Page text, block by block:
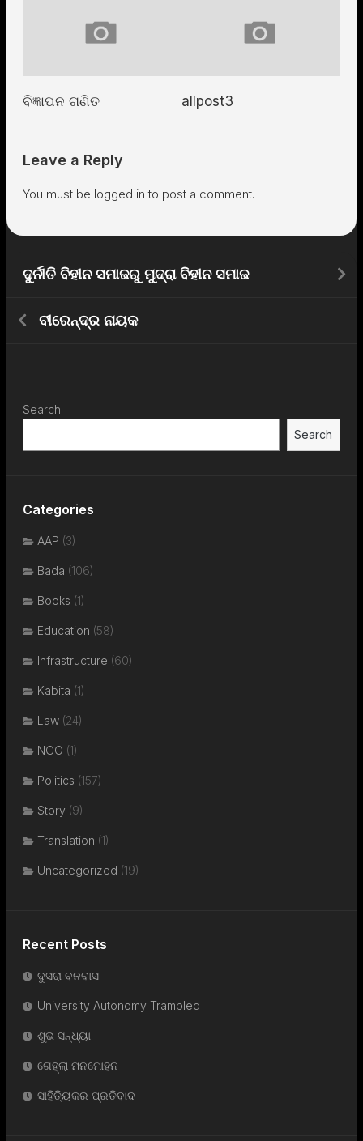
ବିଜ୍ଞାପନ ଗଣିତ allpost3
Leave a Reply
You must be logged in to post a comment.
ଦୁର୍ନୀତି ବିହୀନ ସମାଜରୁ ମୁଦ୍ରା ବିହୀନ ସମାଜ
ବୀରେନ୍ଦ୍ର ନାୟକ
Search
Search
Categories
AAP (3)
Bada (106)
Books (1)
Education (58)
Infrastructure (60)
Kabita (1)
Law (24)
NGO (1)
Politics (157)
Story (9)
Translation (1)
Uncategorized (19)
Recent Posts
ଦୁସରା ବନବାସ
University Autonomy Trampled
ଶୁଭ ସନ୍ଧ୍ୟା
ଗେହ୍ଲା ମନମୋହନ
ସାହିତ୍ୟିକର ପ୍ରତିବାଦ